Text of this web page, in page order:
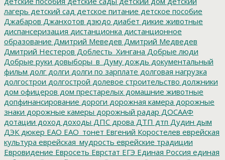
лагерь детский сад детское питание детское пособие
Джабаров Джанхотов дзюдо диабет дикие животные
диспансеризация дистанционка дистанционное
образование Дмитрий Меведев Дмитрий Медведев
Дмитрий Нестеров Доблесть_Хингана Добрые люди
Добрые руки довыборы_в_Думу дождь документальный
фильм долг долги долги по зарплате долговая нагрузка
долгострои долгострой долевое строительство должники
дом офицеров дом престарелых домашние животные
допфинансирование дороги дорожная камера дорожные
знаки дорожные камеры дорожный радар ДОСААФ
дотации доход доходы ДПС дрова ДТП дтп Дудин дым
ДЭК дюкер ЕАО ЕАО_тонет Евгений Коростелев еврейская
культура еврейская_мудрость еврейские традиции
Евровидение Евросеть Еврстат ЕГЭ Единая Россия единая